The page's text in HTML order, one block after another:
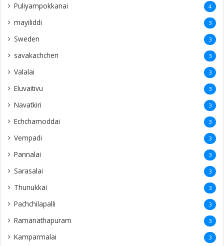
Puliyampokkanai 4
mayiliddi 3
Sweden 3
savakachcheri 3
Valalai 3
Eluvaitivu 3
Navatkiri 3
Echchamoddai 3
Vempadi 3
Pannalai 3
Sarasalai 3
Thunukkai 3
Pachchilapalli 3
Ramanathapuram 3
Kamparmalai 3